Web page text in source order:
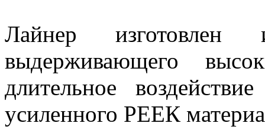
Лайнер изготовлен
выдерживающего
длительное
усиленного РЕЕК